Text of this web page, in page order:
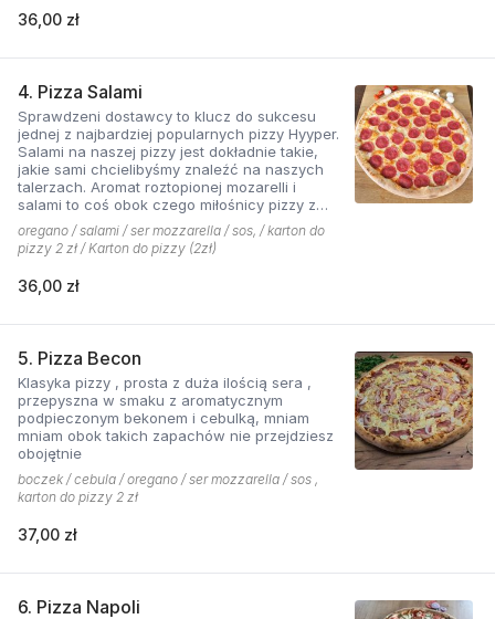
36,00 zł
4. Pizza Salami
Sprawdzeni dostawcy to klucz do sukcesu
jednej z najbardziej popularnych pizzy Hyyper.
Salami na naszej pizzy jest dokładnie takie,
jakie sami chcielibyśmy znaleźć na naszych
talerzach. Aromat roztopionej mozarelli i
salami to coś obok czego miłośnicy pizzy z
mięsem nie przejdą obojętnie!
oregano / salami / ser mozzarella / sos, / karton do
pizzy 2 zł / Karton do pizzy (2zł)
36,00 zł
5. Pizza Becon
Klasyka pizzy , prosta z duża ilością sera ,
przepyszna w smaku z aromatycznym
podpieczonym bekonem i cebulką, mniam
mniam obok takich zapachów nie przejdziesz
obojętnie
boczek / cebula / oregano / ser mozzarella / sos ,
karton do pizzy 2 zł
37,00 zł
6. Pizza Napoli